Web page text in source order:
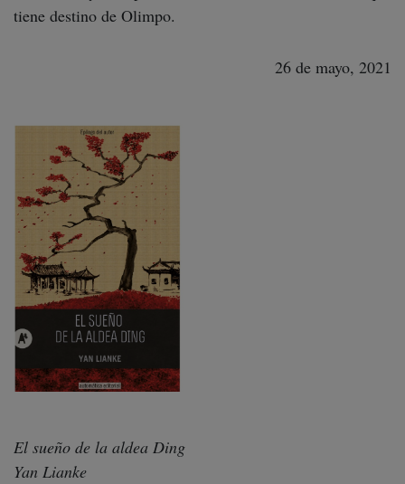
tiene destino de Olimpo.
26 de mayo, 2021
El sueño de la aldea Ding
Yan Lianke